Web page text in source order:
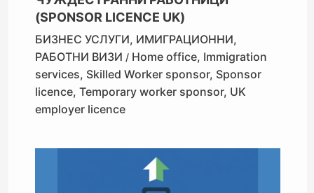
(SPONSOR LICENCE UK)
БИЗНЕС УСЛУГИ, ИМИГРАЦИОННИ,
РАБОТНИ ВИЗИ / Home office, Immigration
services, Skilled Worker sponsor, Sponsor
licence,Temporary worker sponsor, UK
employer licence